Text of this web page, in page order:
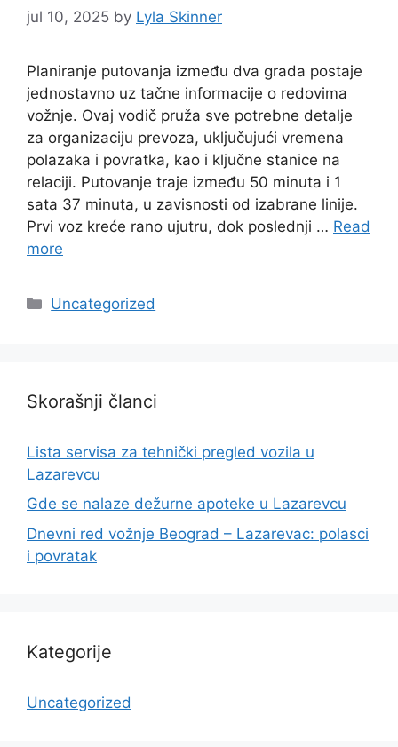
jul 10, 2025 by Lyla Skinner
Planiranje putovanja između dva grada postaje
jednostavno uz tačne informacije o redovima
vožnje. Ovaj vodič pruža sve potrebne detalje
za organizaciju prevoza, uključujući vremena
polazaka i povratka, kao i ključne stanice na
relaciji. Putovanje traje između 50 minuta i 1
sata 37 minuta, u zavisnosti od izabrane linije.
Prvi voz kreće rano ujutru, dok poslednji … Read
more
Categories
Uncategorized
Skorašnji članci
Lista servisa za tehnički pregled vozila u
Lazarevcu
Gde se nalaze dežurne apoteke u Lazarevcu
Dnevni red vožnje Beograd – Lazarevac: polasci
i povratak
Kategorije
Uncategorized